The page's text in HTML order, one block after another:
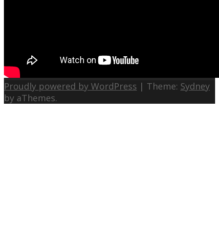
Proudly powered by WordPress | Theme: Sydney
by aThemes.